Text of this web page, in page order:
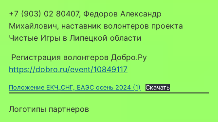
+7 (903) 02 80407, Федоров Александр
Михайлович, наставник волонтеров проекта
Чистые Игры в Липецкой области
Регистрация волонтеров Добро.Ру
https://dobro.ru/event/10849117
Положение ЕКЧ_СНГ, ЕАЭС осень 2024 (1) Скачать
Логотипы партнеров